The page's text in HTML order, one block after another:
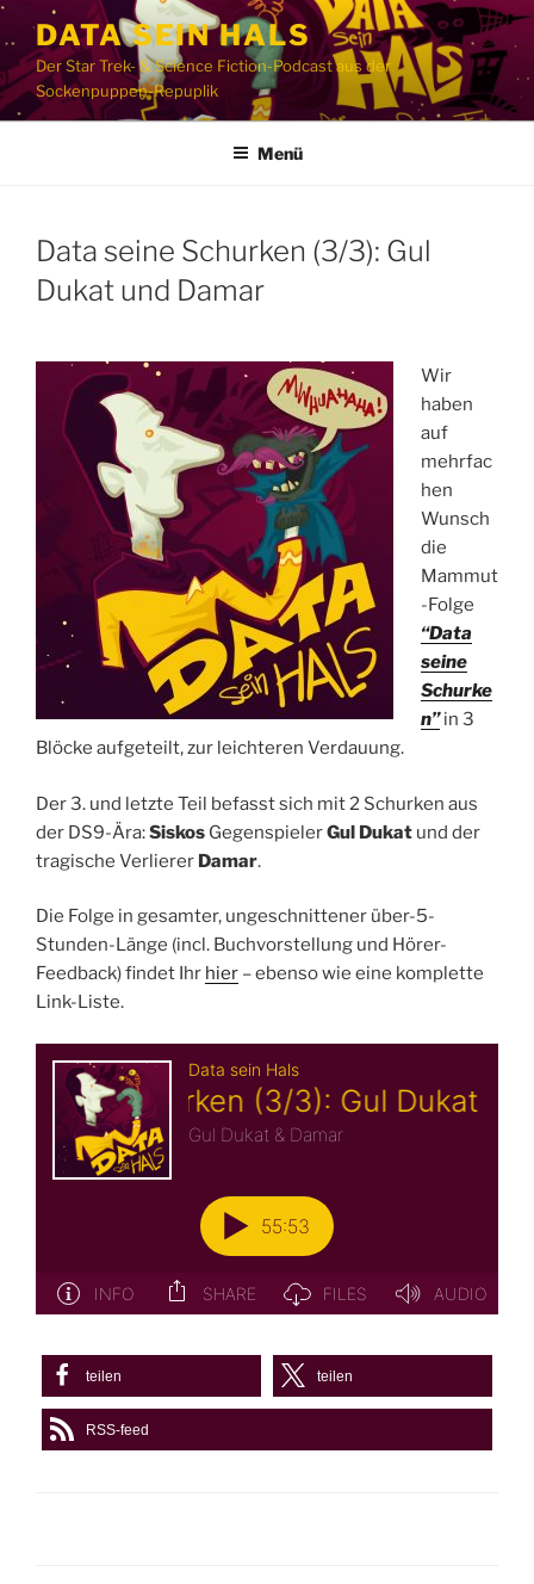
Zum
Inhalt
springen
DATA SEIN HALS
Der Star Trek- & Science Fiction-Podcast aus der
Sockenpuppen-Repuplik
Menü
Data seine Schurken (3/3): Gul
Dukat und Damar
Wir
haben
auf
mehrfac
hen
Wunsch
die
Mammut
-Folge
“Data
seine
Schurke
n”in 3
Blöcke aufgeteilt, zur leichteren Verdauung.
Der 3. und letzte Teil befasst sich mit 2 Schurken aus
der DS9-Ära:Siskos GegenspielerGul Dukat und der
tragische Verlierer Damar.
Die Folge in gesamter, ungeschnittener über-5-
Stunden-Länge (incl. Buchvorstellung und Hörer-
Feedback) findet Ihr hier – ebenso wie eine komplette
Link-Liste.
teilen teilen
RSS-feed